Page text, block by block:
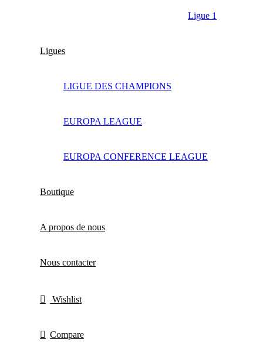
Ligue 1
Ligues
LIGUE DES CHAMPIONS
EUROPA LEAGUE
EUROPA CONFERENCE LEAGUE
Boutique
A propos de nous
Nous contacter
Wishlist
Compare